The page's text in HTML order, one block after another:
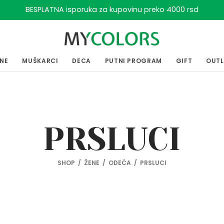
BESPLATNA isporuka za kupovinu preko 4000 rsd
MUŠKARCI DECA PUTNI PROGRAM GIFT
PRSLUCI
SHOP / ŽENE / ODEĆA / PRSLUCI